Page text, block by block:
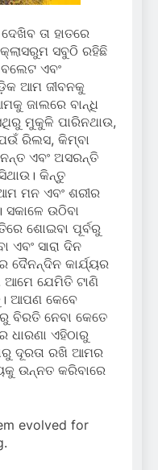
ତା ହାତରେ
ସବୁଠି ରହିଛି
ଏବଂ
ଆମ ଜୀବନକୁ
ଜାଲରେ ବାନ୍ଧି
ମୁକୁଳି ପାରିନଥାଉ,
ରିଲସ, କିମ୍ବା
ଏବଂ ଅସରନ୍ତି
କିନ୍ତୁ
ମନ ଏବଂ ଶରୀର
ଉଠିବା
ଶୋଇବା ପୂର୍ବରୁ
ସାରା ଦିନ
ଦୈନନ୍ଦିନ କାର୍ଯ୍ୟର
ଯେମିତି ଟାଣି
ଆପଣ କେବେ
ବିରତି ନେବା କେତେ
ଏହିଠାରୁ
ଦୂରତା ରଖି ଆମର
ଉନ୍ନତ କରିବାରେ
evolved for